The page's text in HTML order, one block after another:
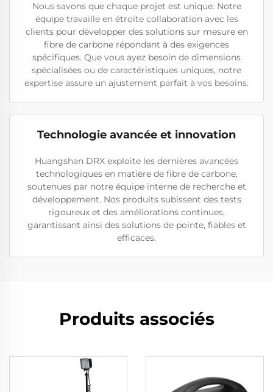
Nous savons que chaque projet est unique. Notre
équipe travaille en étroite collaboration avec les
clients pour développer des solutions sur mesure en
fibre de carbone répondant à des exigences
spécifiques. Que vous ayez besoin de dimensions
spécialisées ou de caractéristiques uniques, notre
expertise assure un ajustement parfait à vos besoins.
Technologie avancée et innovation
Huangshan DRX exploite les dernières avancées
technologiques en matière de fibre de carbone,
soutenues par notre équipe interne de recherche et
développement. Nos produits subissent des tests
rigoureux et des améliorations continues,
garantissant ainsi des solutions de pointe, fiables et
efficaces.
Produits associés